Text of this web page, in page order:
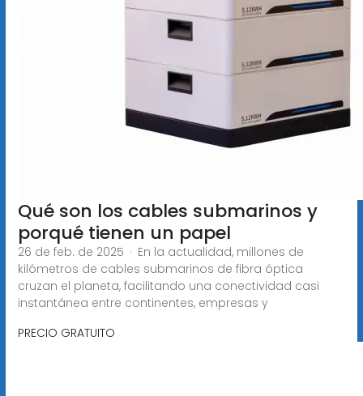
Qué son los cables submarinos y
porqué tienen un papel
26 de feb. de 2025 · En la actualidad, millones de
kilómetros de cables submarinos de fibra óptica
cruzan el planeta, facilitando una conectividad casi
instantánea entre continentes, empresas y
PRECIO GRATUITO